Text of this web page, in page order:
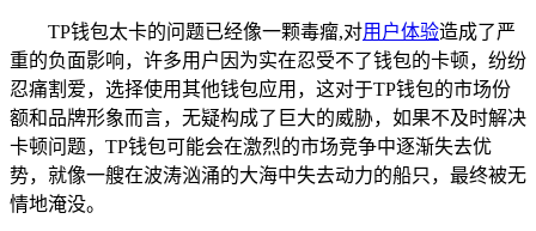
TP钱包太卡的问题已经像一颗毒瘤,对用户体验造成了严
重的负面影响，许多用户因为实在忍受不了钱包的卡顿，纷纷
忍痛割爱，选择使用其他钱包应用，这对于TP钱包的市场份
额和品牌形象而言，无疑构成了巨大的威胁，如果不及时解决
卡顿问题，TP钱包可能会在激烈的市场竞争中逐渐失去优
势，就像一艘在波涛汹涌的大海中失去动力的船只，最终被无
情地淹没。